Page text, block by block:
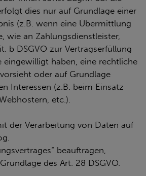
dies nur auf Grundlage einer
(z.B. wenn eine Übermittlung
wie an Zahlungsdienstleister,
b DSGVO zur Vertragserfüllung
eingewilligt haben, eine rechtliche
oder auf Grundlage
Interessen (z.B. beim Einsatz
etc.).
der Verarbeitung von Daten auf
beauftragen,
des Art. 28 DSGVO.